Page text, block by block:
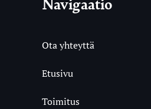
Ota yhteyttä
Etusivu
Toimitus